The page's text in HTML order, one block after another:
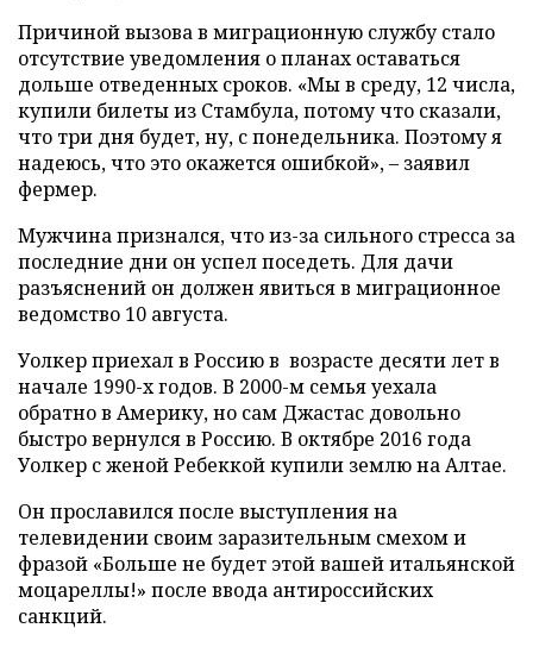
Причиной вызова в миграционную службу стало
отсутствие уведомления о планах оставаться
дольше отведенных сроков. «Мы в среду, 12 числа,
купили билеты из Стамбула, потому что сказали,
что три дня будет, ну, с понедельника. Поэтому я
надеюсь, что это окажется ошибкой», – заявил
фермер.
Мужчина признался, что из-за сильного стресса за
последние дни он успел поседеть. Для дачи
разъяснений он должен явиться в миграционное
ведомство 10 августа.
Уолкер приехал в Россию в возрасте десяти лет в
начале 1990-х годов. В 2000-м семья уехала
обратно в Америку, но сам Джастас довольно
быстро вернулся в Россию. В октябре 2016 года
Уолкер с женой Ребеккой купили землю на Алтае.
Он прославился после выступления на
телевидении своим заразительным смехом и
фразой «Больше не будет этой вашей итальянской
моцареллы!» после ввода антироссийских
санкций.